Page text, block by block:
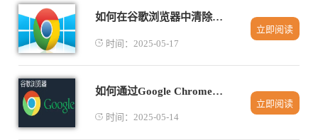
如何在谷歌浏览器中清除无用的缓存
时间：2025-05-17
立即阅读
如何通过Google Chrome提升视频播放中的响应能力
时间：2025-05-14
立即阅读